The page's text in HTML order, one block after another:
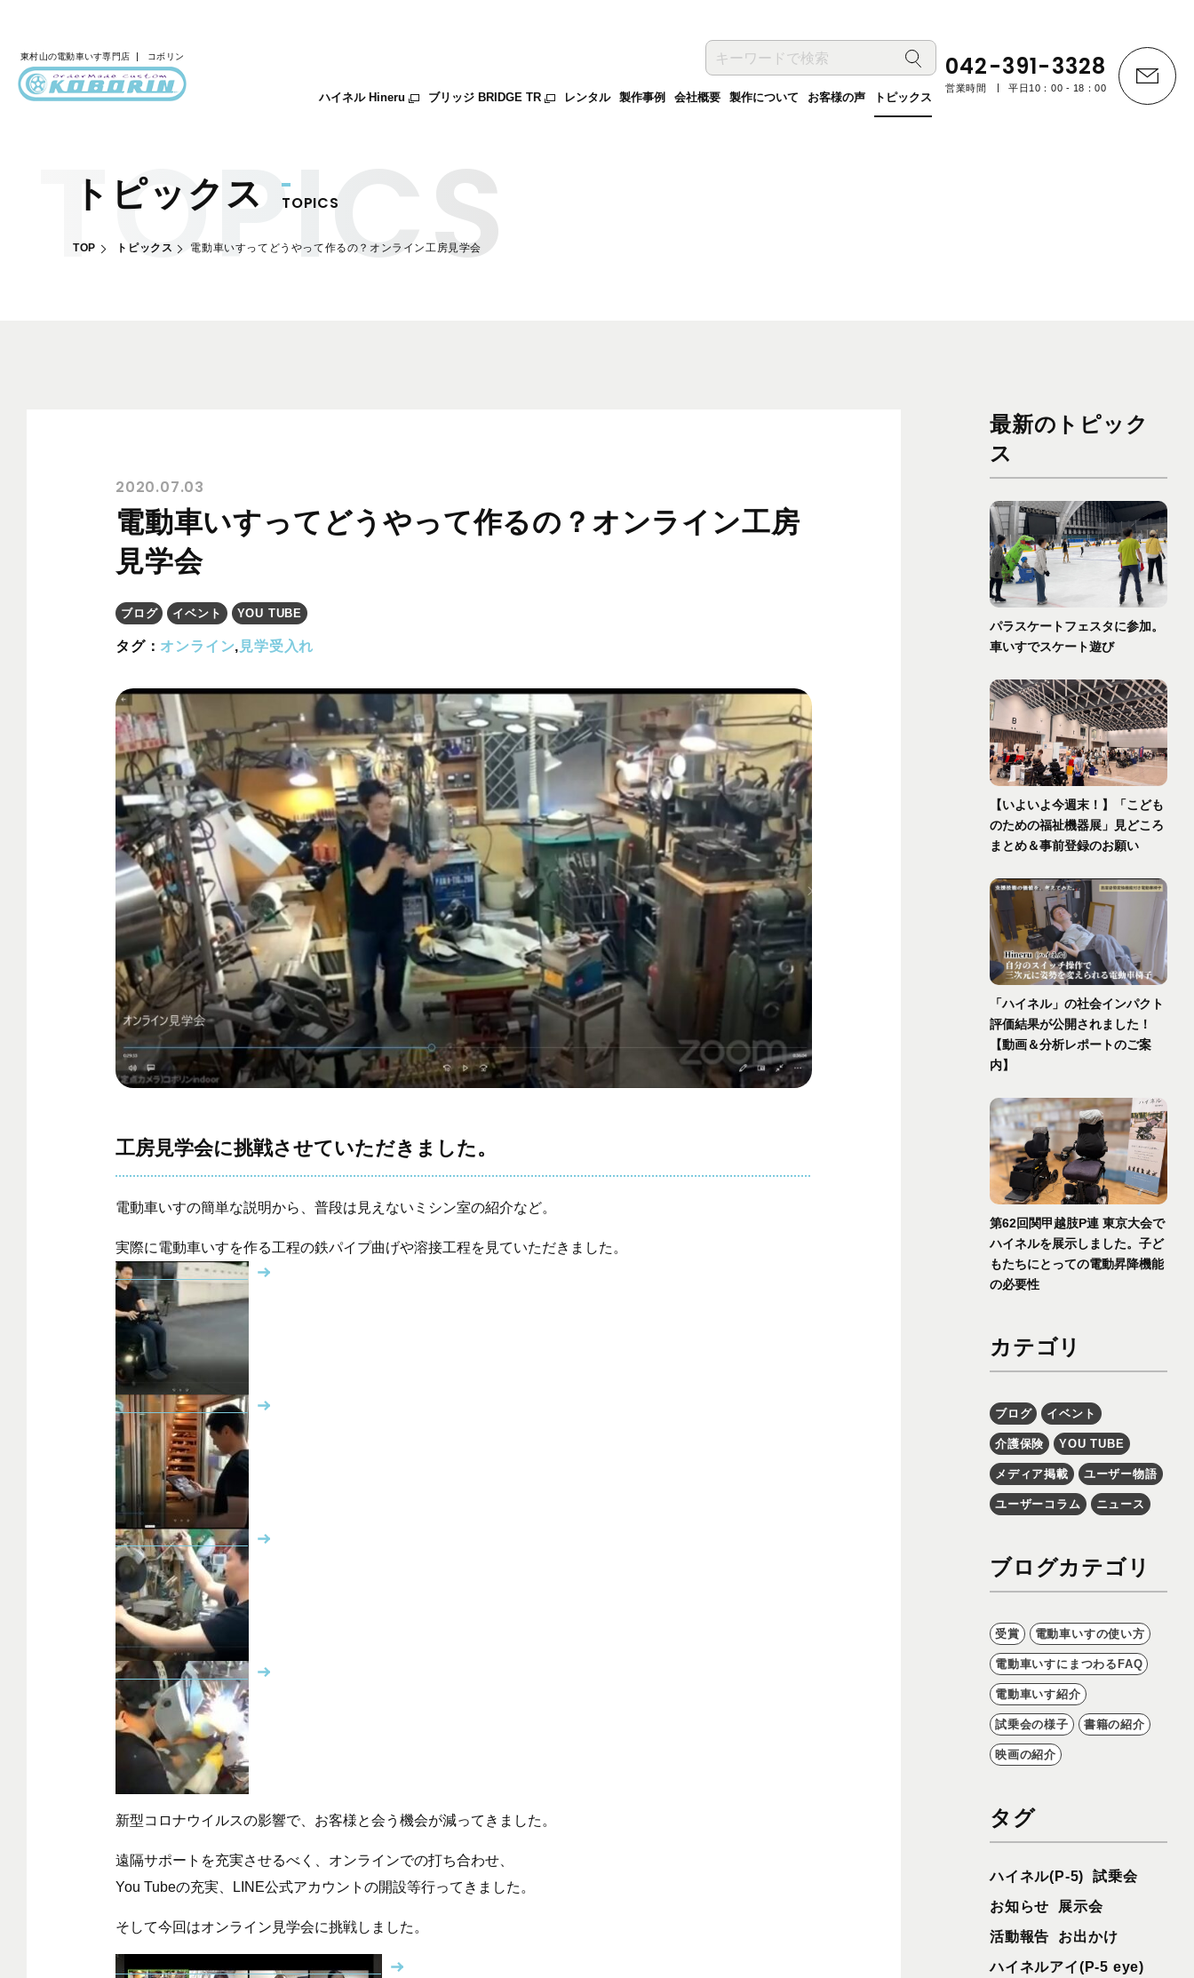
東村山の電動車いす専門店 コボリン
ハイネル Hineru ブリッジ BRIDGE TR レンタル 製作事例 会社概要 製作について お客様の声 トピックス
042-391-3328
営業時間 平日10：00 - 18：00
トピックス TOPICS
TOP トピックス 電動車いすってどうやって作るの？オンライン工房見学会
2020.07.03
電動車いすってどうやって作るの？オンライン工房
見学会
ブログ イベント YOU TUBE
タグ： オンライン, 見学受入れ
工房見学会に挑戦させていただきました。
電動車いすの簡単な説明から、普段は見えないミシン室の紹介など。
実際に電動車いすを作る工程の鉄パイプ曲げや溶接工程を見ていただきました。
新型コロナウイルスの影響で、お客様と会う機会が減ってきました。
遠隔サポートを充実させるべく、オンラインでの打ち合わせ、
You Tubeの充実、LINE公式アカウントの開設等行ってきました。
そして今回はオンライン見学会に挑戦しました。
最新のトピック
ス
パラスケートフェスタに参加。
車いすでスケート遊び
【いよいよ今週末！】「こども
のための福祉機器展」見どころ
まとめ＆事前登録のお願い
「ハイネル」の社会インパクト
評価結果が公開されました！
【動画＆分析レポートのご案
内】
第62回関甲越肢P連 東京大会で
ハイネルを展示しました。子ど
もたちにとっての電動昇降機能
の必要性
カテゴリ
ブログ イベント
介護保険 YOU TUBE
メディア掲載 ユーザー物語
ユーザーコラム ニュース
ブログカテゴリ
受賞 電動車いすの使い方
電動車いすにまつわるFAQ
電動車いす紹介
試乗会の様子 書籍の紹介
映画の紹介
タグ
ハイネル(P-5)
試乗会
お知らせ
展示会
活動報告
お出かけ
ハイネルアイ(P-5 eye)